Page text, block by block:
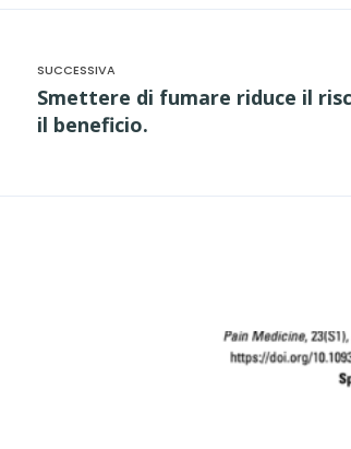
Smettere di fumare riduce il
il beneficio.